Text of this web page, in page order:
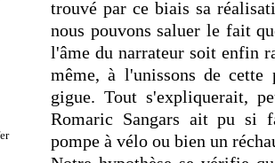
trouvé par ce biais sa
nous pouvons saluer le fait
l'âme du narrateur soit enfin
même, à l'unissons de
gigue. Tout s'expliquerait,
Romaric Sangars ait pu si
pompe à vélo ou bien un